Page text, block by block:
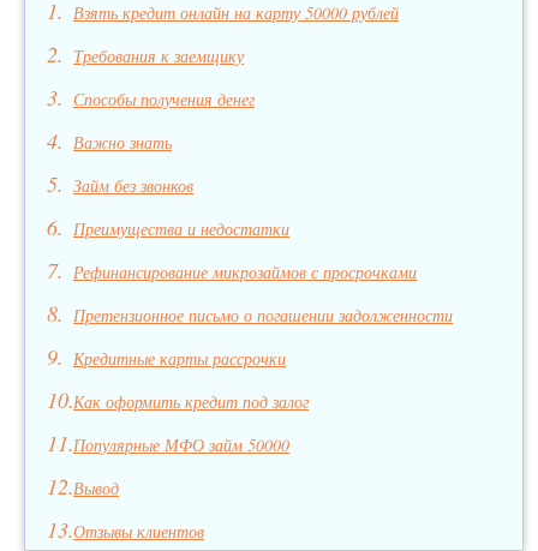
Взять кредит онлайн на карту 50000 рублей
Требования к заемщику
Способы получения денег
Важно знать
Займ без звонков
Преимущества и недостатки
Рефинансирование микрозаймов с просрочками
Претензионное письмо о погашении задолженности
Кредитные карты рассрочки
Как оформить кредит под залог
Популярные МФО займ 50000
Вывод
Отзывы клиентов